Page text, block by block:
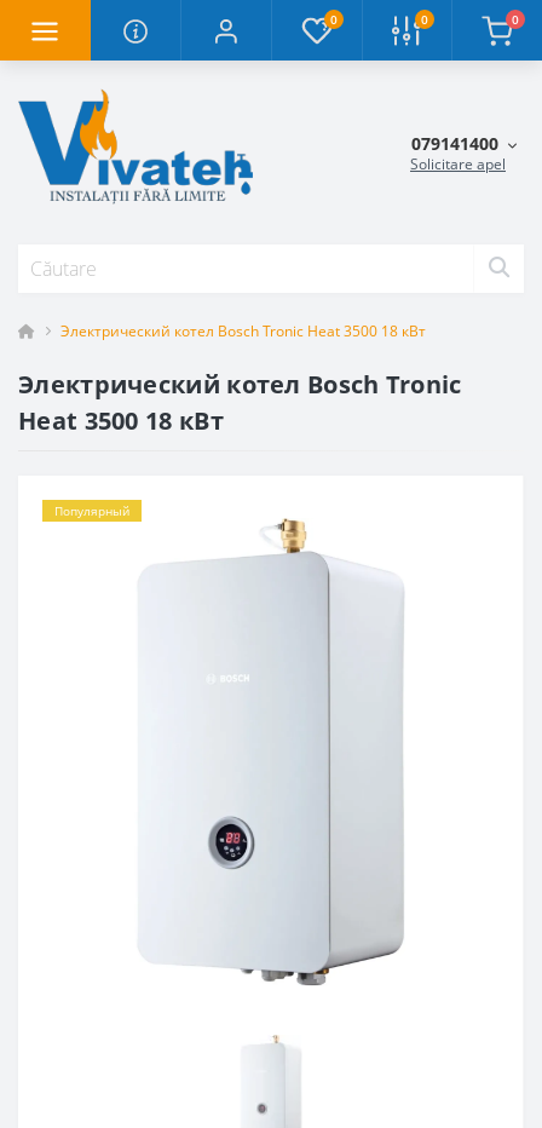
0 0 0
079141400
Solicitare apel
Электрический котел Bosch Tronic Heat 3500 18 кВт
Электрический котел Bosch Tronic
Heat 3500 18 кВт
Популярный